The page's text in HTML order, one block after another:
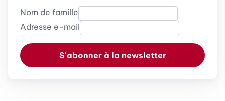
Nom de famille
Adresse e-mail
S'abonner à la newsletter